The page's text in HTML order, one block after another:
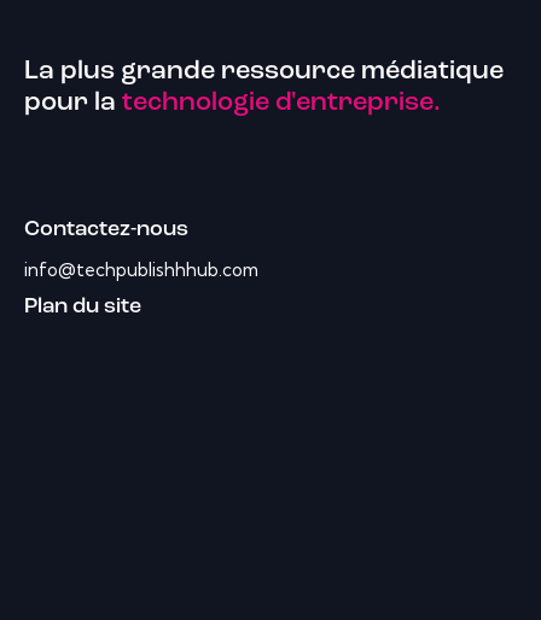
La plus grande ressource médiatique
pour la technologie d'entreprise.
Contactez-nous
info@techpublishhhub.com
Plan du site